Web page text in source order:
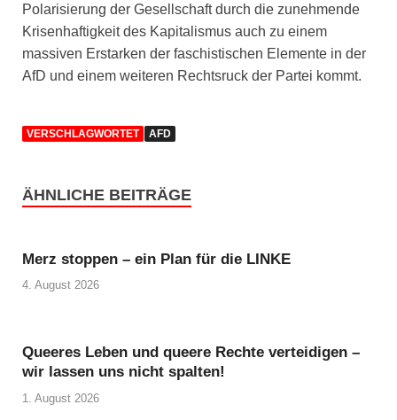
Polarisierung der Gesellschaft durch die zunehmende
Krisenhaftigkeit des Kapitalismus auch zu einem
massiven Erstarken der faschistischen Elemente in der
AfD und einem weiteren Rechtsruck der Partei kommt.
VERSCHLAGWORTET AFD
ÄHNLICHE BEITRÄGE
Merz stoppen – ein Plan für die LINKE
4. August 2026
Queeres Leben und queere Rechte verteidigen –
wir lassen uns nicht spalten!
1. August 2026